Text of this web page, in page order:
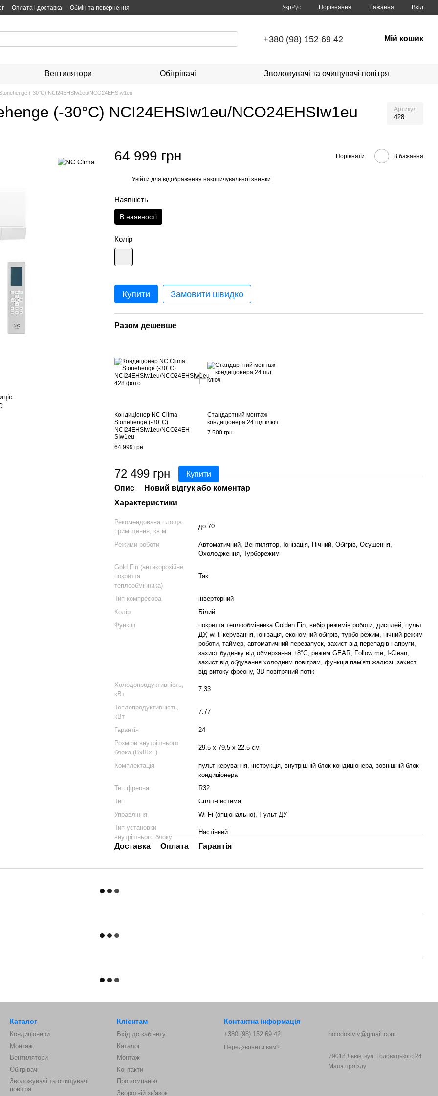
Оплата і доставка Обмін та повернення УкрРус Порівняння Бажання Вхід
+380 (98) 152 69 42 Мій кошик
Вентилятори Обігрівачі Зволожувачі та очищувачі повітря
(-30°C) NCI24EHSIw1eu/NCO24EHSIw1eu
(-30°C) NCI24EHSIw1eu/NCO24EHSIw1eu Артикул
428
64 999 грн Порівняти В бажання
Увійти для відображення накопичувальної знижки
Наявність
В наявності
Колір
Купити Замовити швидко
Разом дешевше
Кондиціонер NC Clima
Stonehenge (-30°C)
NCI24EHSIw1eu/NCO24EH
SIw1eu
64 999 грн
Стандартний монтаж
кондиціонера 24 під ключ
7 500 грн
72 499 грн
Купити
Опис
Новий відгук або коментар
Характеристики
Рекомендована площа
приміщення, кв.м
до 70
Режими роботи
Автоматичний, Вентилятор, Іонізація, Нічний, Обігрів, Осушення,
Охолодження, Турборежим
Gold Fin (антикорозійне
покриття
теплообмінника)
Так
Тип компресора
інверторний
Колір
Білий
Функції
покриття теплообмінника Golden Fin, вибір режимів роботи, дисплей, пульт
ДУ, wi-fi керування, іонізація, економний обігрів, турбо режим, нічний режим
роботи, таймер, автоматичний перезапуск, захист від перепадів напруги,
захист будинку від обмерзання +8°C, режим GEAR, Follow me, I-Clean,
захист від обдування холодним повітрям, функція пам'яті жалюзі, захист
від витоку фреону, 3D-повітряний потік
Холодопродуктивність,
кВт
7.33
Теплопродуктивність,
кВт
7.77
Гарантія
24
Розміри внутрішнього
блока (ВхШхГ)
29.5 x 79.5 x 22.5 см
Комплектація
пульт керування, інструкція, внутрішній блок кондиціонера, зовнішній блок
кондиціонера
Тип фреона
R32
Тип
Спліт-система
Управління
Wi-Fi (опціонально), Пульт ДУ
Тип установки
внутрішнього блоку
Настінний
Доставка Оплата Гарантія
Каталог
Кондиціонери
Монтаж
Вентилятори
Обігрівачі
Зволожувачі та очищувачі
повітря
Клієнтам
Вхід до кабінету
Каталог
Монтаж
Контакти
Про компанію
Зворотній зв'язок
Контактна інформація
+380 (98) 152 69 42
Передзвонити вам?
holodoklviv@gmail.com
79018 Львів, вул. Головацького 24
Мапа проїзду